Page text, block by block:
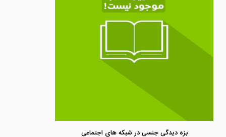
بزه دیدگی جنسی در شبکه های اجتماعی